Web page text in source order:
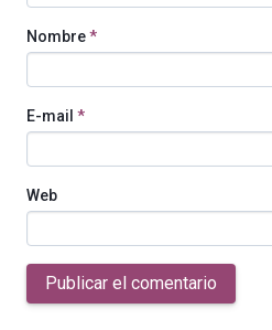
Nombre*
E-mail *
Web
Publicar el comentario